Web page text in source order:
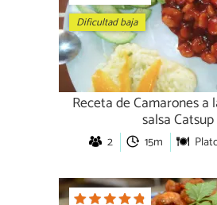
Dificultad baja
Receta de Camarones a
salsa Catsup
2 15m